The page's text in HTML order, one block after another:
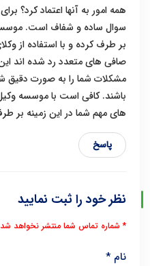
همه امور به آنها اعتماد کرد؟
سوال ساده و شفاف است. موسسه
بر طرف کرده و با استفاده از
صافی های متعدد رد شده اند
مشکلات شما را به صورت دقیق
باشند. کافی است با موسسه
های مهم شما در این زمینه بر
پاسخ
نظر خود را ثبت نمایید
* شماره تماس شما منتشر نخواهد
نام*